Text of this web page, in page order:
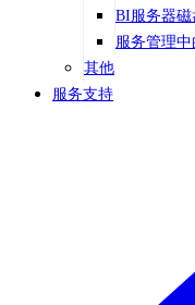
BI服务器磁
服务管理
其他
服务支持